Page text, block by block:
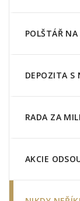
POLŠTÁŘ
DEPOZITA S
RADA ZA
AKCIE